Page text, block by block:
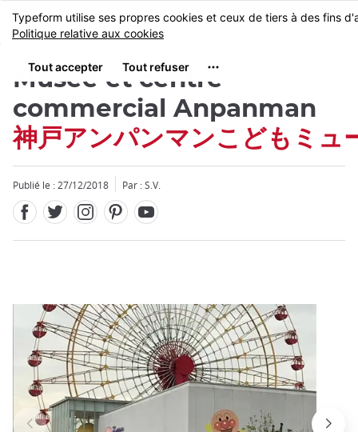
Skip
to
content
MENU
Musée et centre
commercial Anpanman
神戸アンパンマンこどもミュ
Publié le : 27/12/2018 Par : S.V.
Fermer